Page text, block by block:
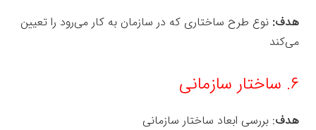
هدف: نوع طرح ساختاری که در سازمان به کار می‌­رود را تعیین
می­‌کند
۶. ساختار سازمانی
هدف: بررسی ابعاد ساختار سازمانی